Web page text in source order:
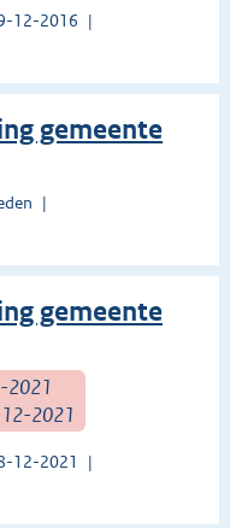
12-2016
gemeente
gemeente
2021
2021
12-2021